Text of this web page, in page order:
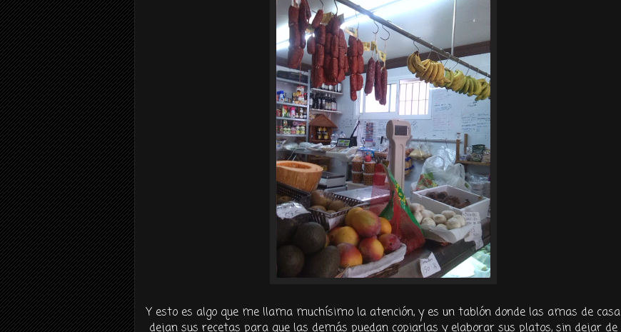
Y esto es algo que me llama muchísimo la atención, y es un tablón donde las amas de casa
dejan sus recetas para que las demás puedan copiarlas y elaborar sus platos, sin dejar de